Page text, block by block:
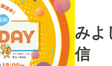
みよ
信